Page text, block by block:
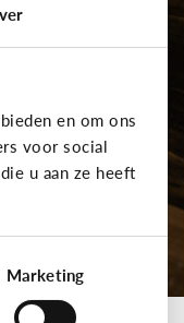
en om ons
voor social
u aan ze heeft
Marketing
heeft moeite
en